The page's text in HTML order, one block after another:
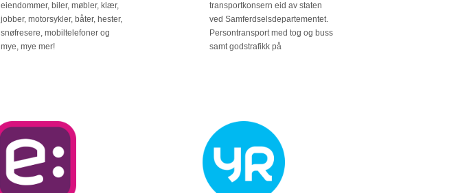
eiendommer, biler, møbler, klær,
jobber, motorsykler, båter, hester,
snøfresere, mobiltelefoner og
mye, mye mer!
transportkonsern eid av staten
ved Samferdselsdepartementet.
Persontransport med tog og buss
samt godstrafikk på